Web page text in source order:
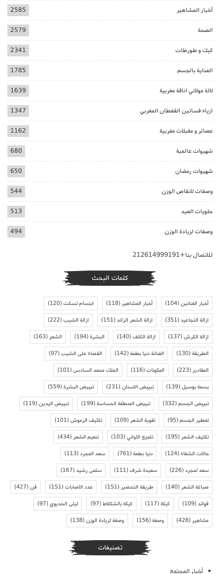
أخبار المشاهير 2585
الصحة 2579
كيك و طورطات 2341
العناية بالجسم 1785
لالة مولاتي اناقة مغربية 1639
ازياء فساتين القفطان المغربي 1347
عصائر و مقبلات مغربية 1162
شهيوات عالمية 680
شهيوات رمضان 650
وصفات لانقاص الوزن 544
حلويات العيد 513
وصفات لزيادة الوزن 494
للاتصال بنا+212614999191
كلمات البحث
أخبار الفنانين(104) أخبار المشاهير(118) ابتسام تسكت(120)
ازالة التجاعيد(351) ازالة الشعر الزائد(151) ازالة الشيب(222)
ازالة الكرش(137) ازالة الكلف(140) البشرة(194) الشعر(163)
الطريقة(130) الفنانة دنيا بطمة(142) القضاء على الشيب(97)
المقادير(223) المكونات(116) الملك محمد السادس(101)
بسمة بوسيل(139) تبييض الاسنان(231) تبييض البشرة(559)
تبييض الجسم(332) تبييض المنطقة الحساسة(199) تبييض اليدين(119)
تعطير الجسم(95) تقوية الشعر(109) تكثيف الرموش(101)
تكثيف الشعر(195) تلميع الاواني(103) تنعيم الشعر(434)
حالات الشفاء(124) دنيا بطمة(761) سعد المجرد(113)
سعد لمجرد(226) سعيدة شرف(111) سلمى رشيد(167)
صباغة الشعر(140) طريقة التحضير(151) عدد الاصابات(151) فن(427)
فوائد(109) كيكة(117) كيكة بالشكلاط(97) ليلى الحديوي(97)
مشاهير(428) وصفة(156) وصفة لزيادة الوزن(138)
تصنيفات
أخبار المجتمع